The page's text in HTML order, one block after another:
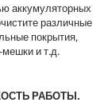
аккумуляторных
различные
покрытия,
и т.д.
РАБОТЫ.